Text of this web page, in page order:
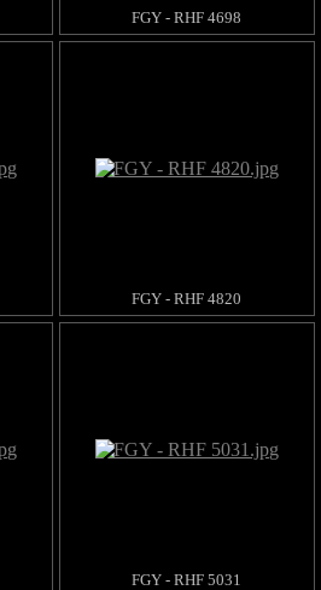
FGY - RHF 4698
FGY - RHF 4820
FGY - RHF 5031